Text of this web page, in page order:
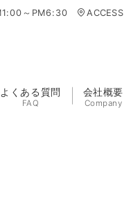
～PM6:30 ACCESS
よくある質問
FAQ
会社概要
Company